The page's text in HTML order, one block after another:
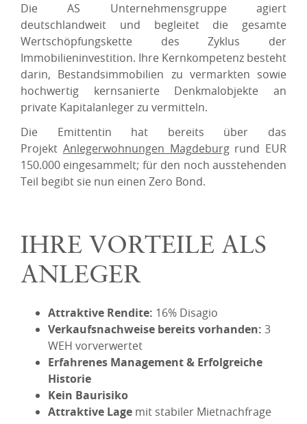
Die AS Unternehmensgruppe agiert
deutschlandweit und begleitet die gesamte
Wertschöpfungskette des Zyklus der
Immobilieninvestition. Ihre Kernkompetenz besteht
darin, Bestandsimmobilien zu vermarkten sowie
hochwertig kernsanierte Denkmalobjekte an
private Kapitalanleger zu vermitteln.
Die Emittentin hat bereits über das
Projekt Anlegerwohnungen Magdeburgrund EUR
150.000 eingesammelt; für den noch ausstehenden
Teil begibt sie nun einen Zero Bond.
IHRE VORTEILE ALS
ANLEGER
Attraktive Rendite: 16% Disagio
Verkaufsnachweise bereits vorhanden: 3
WEH vorverwertet
Erfahrenes Management & Erfolgreiche
Historie
Kein Baurisiko
Attraktive Lage mit stabiler Mietnachfrage